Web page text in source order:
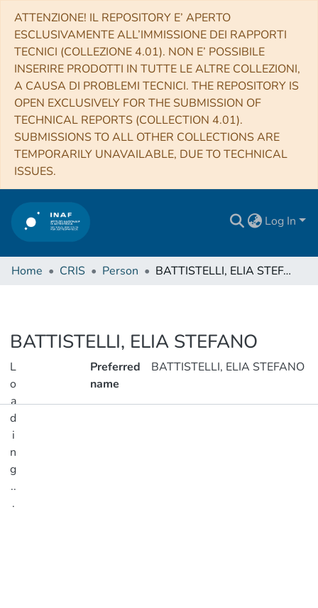
ATTENZIONE! IL REPOSITORY E’ APERTO
ESCLUSIVAMENTE ALL’IMMISSIONE DEI RAPPORTI
TECNICI (COLLEZIONE 4.01). NON E’ POSSIBILE
INSERIRE PRODOTTI IN TUTTE LE ALTRE COLLEZIONI,
A CAUSA DI PROBLEMI TECNICI. THE REPOSITORY IS
OPEN EXCLUSIVELY FOR THE SUBMISSION OF
TECHNICAL REPORTS (COLLECTION 4.01).
SUBMISSIONS TO ALL OTHER COLLECTIONS ARE
TEMPORARILY UNAVAILABLE, DUE TO TECHNICAL
ISSUES.
Log In
Home CRIS Person BATTISTELLI, ELIA STEFANO
BATTISTELLI, ELIA STEFANO
L
o
a
d
i
n
g
..
.
Preferred
name
BATTISTELLI, ELIA STEFANO